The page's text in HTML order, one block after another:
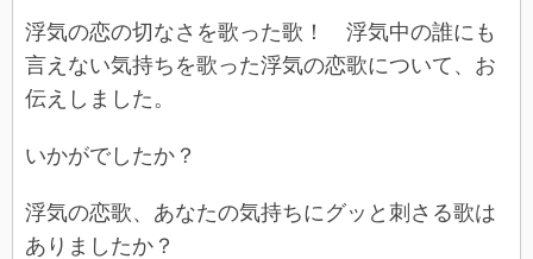
浮気の恋の切なさを歌った歌！ 浮気中の誰にも
言えない気持ちを歌った浮気の恋歌について、お
伝えしました。
いかがでしたか？
浮気の恋歌、あなたの気持ちにグッと刺さる歌は
ありましたか？